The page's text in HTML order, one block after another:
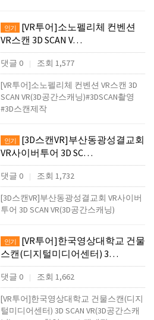
인기
[VR투어]소노펠리체 컨벤션
VR스캔 3D SCAN V…
댓글 0 | 조회 1,577
[VR투어]소노펠리체 컨벤션 VR스캔 3D
SCAN VR(3D공간스캐닝)#3DSCAN촬영
#3D스캔제작
인기
[3D스캔VR]부산동광성결교회
VR사이버투어 3D SC…
댓글 0 | 조회 1,732
[3D스캔VR]부산동광성결교회 VR사이버
투어 3D SCAN VR(3D공간스캐닝)
인기
[VR투어]한국영상대학교 건물
스캔(디지털미디어센터) 3…
댓글 0 | 조회 1,662
[VR투어]한국영상대학교 건물스캔(디지
털미디어센터) 3D SCAN VR(3D공간스캐